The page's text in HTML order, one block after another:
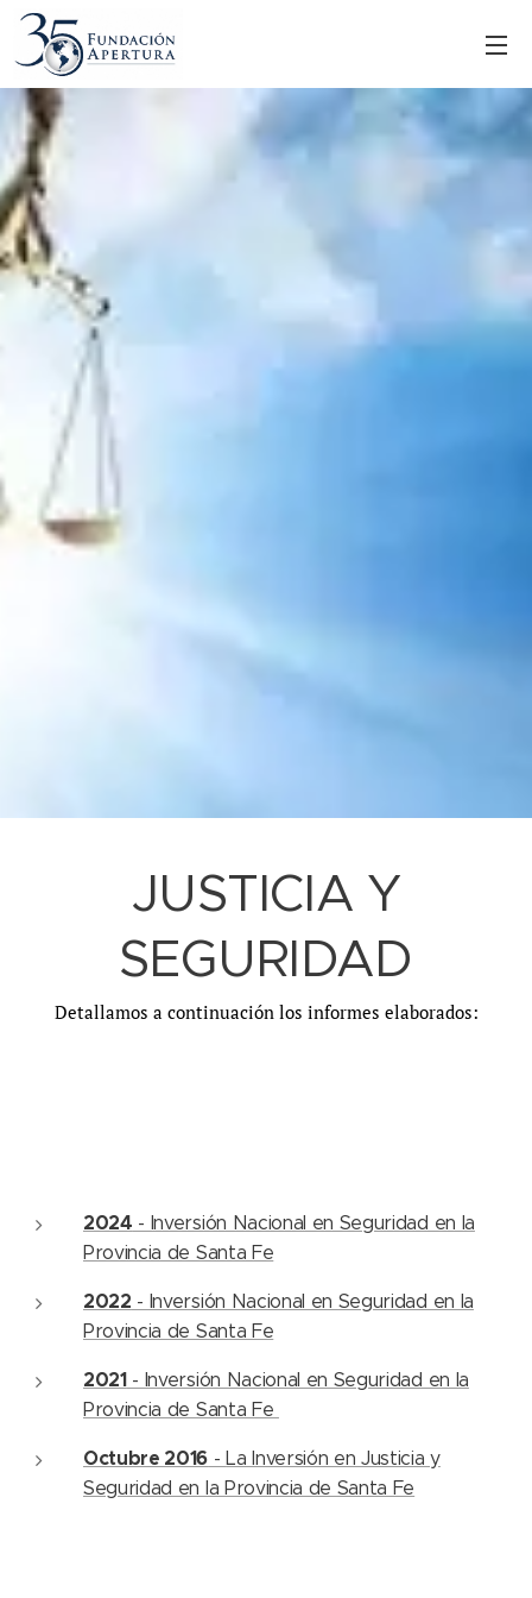
JUSTICIA Y
SEGURIDAD
Detallamos a continuación los informes elaborados:
2024 - Inversión Nacional en Seguridad en la
Provincia de Santa Fe
2022 - Inversión Nacional en Seguridad en la
Provincia de Santa Fe
2021- Inversión Nacional en Seguridad en la
Provincia de Santa Fe
Octubre 2016 -La Inversión en Justicia y
Seguridad en la Provincia de Santa Fe